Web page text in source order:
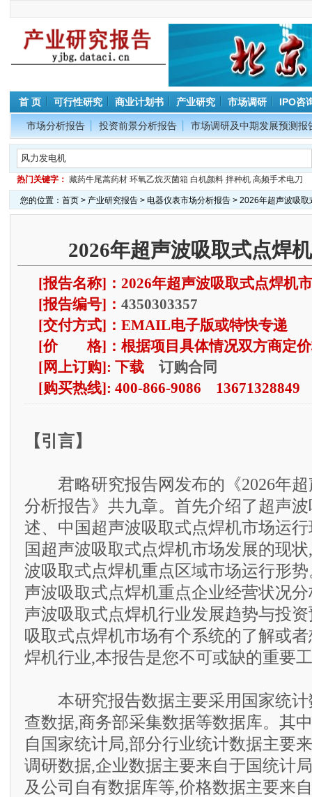
首 页 可行性研究 商业计划书 产业研究 市场调研 IPO咨
市场分析报告 投资前景分析报告 市场调研及中期发展预测报
热门关键字： 藏药牛尾蒿药材 环氧乙烷灭菌箱 白机颜料 拌种机 高频手术电刀
您的位置： 首页> 产业研究报告> 电器仪表市场分析报告> 2026年超声波吸取
2026年超声波吸取式点焊
[报告名称]：2026年超声波吸取式点焊机
[报告编号]： 4350303357
[交付方式]：EMAIL电子版或特快专递
[价 格]：根据项目具体情况双方商定
[网上订购]: 下载 订购合同
[购买热线]: 400-866-9086 13671328849
【引言】
君略研究报告网发布的《2026年超
分析报告》共九章。首先介绍了超声
述、中国超声波吸取式点焊机市场运
国超声波吸取式点焊机市场发展的现
波吸取式点焊机重点区域市场运行形
声波吸取式点焊机重点企业经营状况
声波吸取式点焊机行业发展趋势与投
吸取式点焊机市场有个系统的了解或
焊机行业,本报告是您不可或缺的重要
本研究报告数据主要采用国家统计
查数据,商务部采集数据等数据库。其
自国家统计局,部分行业统计数据主要
调研数据,企业数据主要来自于国统计
及公司自有数据库等,价格数据主要来